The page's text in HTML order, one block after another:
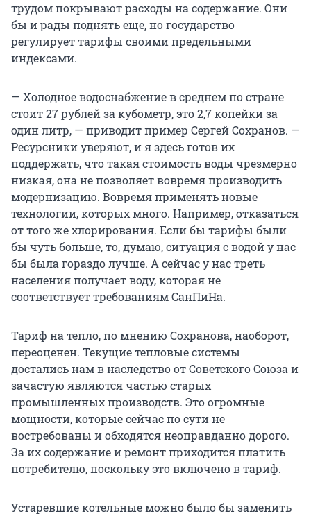
трудом покрывают расходы на содержание. Они
бы и рады поднять еще, но государство
регулирует тарифы своими предельными
индексами.
— Холодное водоснабжение в среднем по стране
стоит 27 рублей за кубометр, это 2,7 копейки за
один литр, — приводит пример Сергей Сохранов. —
Ресурсники уверяют, и я здесь готов их
поддержать, что такая стоимость воды чрезмерно
низкая, она не позволяет вовремя производить
модернизацию. Вовремя применять новые
технологии, которых много. Например, отказаться
от того же хлорирования. Если бы тарифы были
бы чуть больше, то, думаю, ситуация с водой у нас
бы была гораздо лучше. А сейчас у нас треть
населения получает воду, которая не
соответствует требованиям СанПиНа.
Тариф на тепло, по мнению Сохранова, наоборот,
переоценен. Текущие тепловые системы
достались нам в наследство от Советского Союза и
зачастую являются частью старых
промышленных производств. Это огромные
мощности, которые сейчас по сути не
востребованы и обходятся неоправданно дорого.
За их содержание и ремонт приходится платить
потребителю, поскольку это включено в тариф.
Устаревшие котельные можно было бы заменить